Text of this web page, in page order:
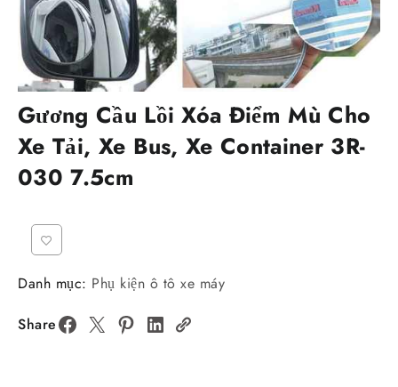
Gương Cầu Lồi Xóa Điểm Mù Cho
Xe Tải, Xe Bus, Xe Container 3R-
030 7.5cm
Danh mục: Phụ kiện ô tô xe máy
Share